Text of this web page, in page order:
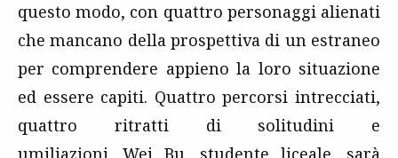
questo modo, con quattro personaggi alienati
che mancano della prospettiva di un estraneo
per comprendere appieno la loro situazione
ed essere capiti. Quattro percorsi intrecciati,
quattro ritratti di solitudini e